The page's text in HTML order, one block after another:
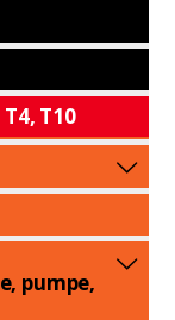
T10
pumpe,